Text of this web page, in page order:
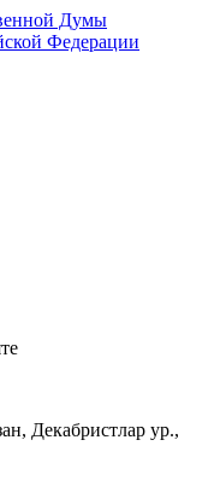
Думы
Федерации
Декабристлар ур.,